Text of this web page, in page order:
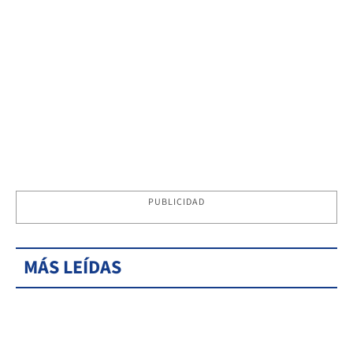
PUBLICIDAD
MÁS LEÍDAS